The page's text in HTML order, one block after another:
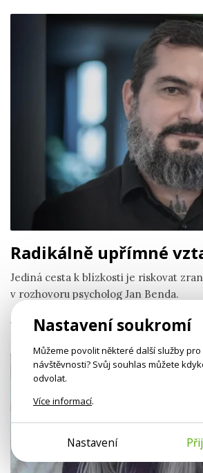
Radikálně upřímné
Jediná cesta k blízkosti je riskovat
v rozhovoru psycholog Jan Benda.
Jan Benda, Jitka Cholastová
Nastavení soukromí
Můžeme povolit některé další služby
návštěvnosti? Svůj souhlas můžete
odvolat.
Více informací.
Nastavení